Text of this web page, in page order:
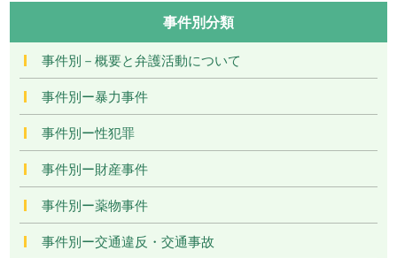
事件別分類
事件別－概要と弁護活動について
事件別ー暴力事件
事件別ー性犯罪
事件別ー財産事件
事件別ー薬物事件
事件別ー交通違反・交通事故